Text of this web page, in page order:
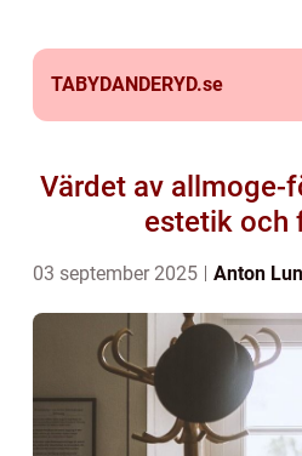
TABYDANDERYD.se
Värdet av allmoge-
estetik och
03 september 2025 Anton